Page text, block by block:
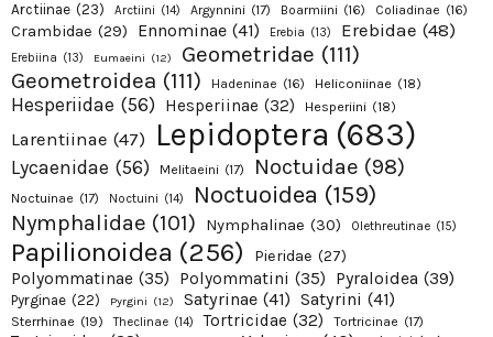
Arctiinae (23) Arctiini (14) Argynnini (17) Boarmiini (16) Coliadinae (16)
Crambidae (29) Ennominae (41) Erebia (13) Erebidae (48)
Erebiina (13) Eumaeini (12) Geometridae (111)
Geometroidea (111) Hadeninae (16) Heliconiinae (18)
Hesperiidae (56) Hesperiinae (32) Hesperiini (18)
Larentiinae (47) Lepidoptera (683)
Lycaenidae (56) Melitaeini (17) Noctuidae (98)
Noctuinae (17) Noctuini (14) Noctuoidea (159)
Nymphalidae (101) Nymphalinae (30) Olethreutinae (15)
Papilionoidea (256) Pieridae (27)
Polyommatinae (35) Polyommatini (35) Pyraloidea (39)
Pyrginae (22) Pyrgini (12) Satyrinae (41) Satyrini (41)
Sterrhinae (19) Theclinae (14) Tortricidae (32) Tortricinae (17)